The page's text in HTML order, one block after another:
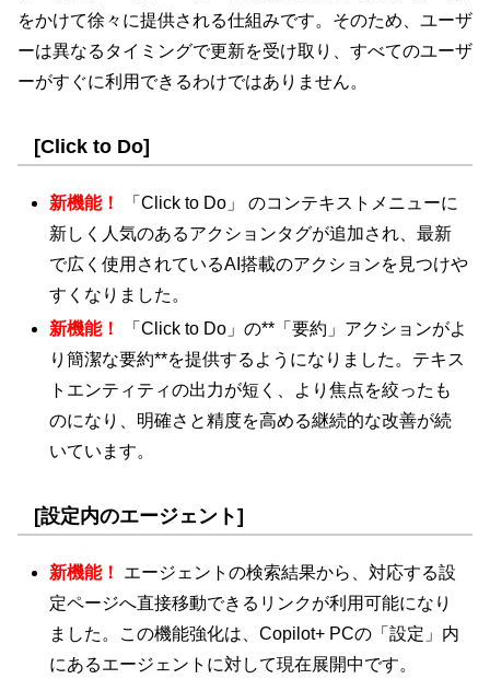
をかけて徐々に提供される仕組みです。そのため、ユーザ
ーは異なるタイミングで更新を受け取り、すべてのユーザ
ーがすぐに利用できるわけではありません。
[Click to Do]
新機能！
「Click to Do」 のコンテキストメニューに
新しく人気のあるアクションタグが追加され、最新
で広く使用されているAI搭載のアクションを見つけや
すくなりました。
新機能！
「Click to Do」の**「要約」アクションがよ
り簡潔な要約**を提供するようになりました。テキス
トエンティティの出力が短く、より焦点を絞ったも
のになり、明確さと精度を高める継続的な改善が続
いています。
[設定内のエージェント]
新機能！
エージェントの検索結果から、対応する設
定ページへ直接移動できるリンクが利用可能になり
ました。この機能強化は、Copilot+ PCの「設定」内
にあるエージェントに対して現在展開中です。